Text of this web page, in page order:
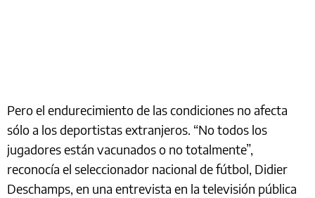
Pero el endurecimiento de las condiciones no afecta
sólo a los deportistas extranjeros. “No todos los
jugadores están vacunados o no totalmente”,
reconocía el seleccionador nacional de fútbol, Didier
Deschamps, en una entrevista en la televisión pública